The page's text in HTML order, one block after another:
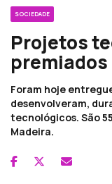
SOCIEDADE
Projetos
Foram hoje
desenvolveram,
tecnológicos. São
Madeira.